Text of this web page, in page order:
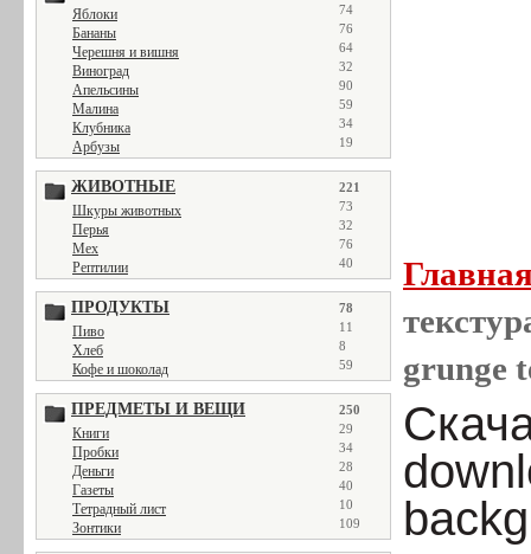
Яблоки 74
Бананы 76
Черешня и вишня 64
Виноград 32
Апельсины 90
Малина 59
Клубника 34
Арбузы 19
ЖИВОТНЫЕ 221
Шкуры животных 73
Перья 32
Мех 76
Рептилии 40
ПРОДУКТЫ 78
Пиво 11
Хлеб 8
Кофе и шоколад 59
ПРЕДМЕТЫ И ВЕЩИ 250
Книги 29
Пробки 34
Деньги 28
Газеты 40
Тетрадный лист 10
Зонтики 109
grunge